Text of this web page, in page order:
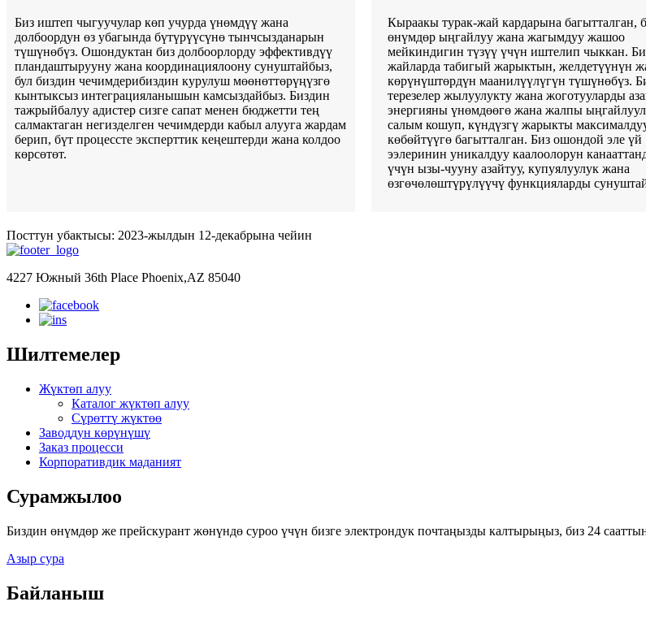
Биз иштеп чыгуучулар көп учурда үнөмдүү жана
долбоордун өз убагында бүтүрүүсүнө тынчсызданарын
түшүнөбүз. Ошондуктан биз долбоорлорду эффективдүү
пландаштырууну жана координациялоону сунуштайбыз,
бул биздин чечимдерибиздин курулуш мөөнөттөрүңүзгө
кынтыксыз интеграцияланышын камсыздайбыз. Биздин
тажрыйбалуу адистер сизге сапат менен бюджетти тең
салмактаган негизделген чечимдерди кабыл алууга жардам
берип, бүт процессте эксперттик кеңештерди жана колдоо
көрсөтөт.
Кыраакы турак-жай кардарына багытталган,
өнүмдөр ыңгайлуу жана жагымдуу жашоо
мейкиндигин түзүү үчүн иштелип чыккан.
жайларда табигый жарыктын, желдетүүнүн
көрүнүштөрдүн маанилүүлүгүн түшүнөбүз.
терезелер жылуулукту жана жоготууларды
энергияны үнөмдөөгө жана жалпы
салым кошуп, күндүзгү жарыкты
көбөйтүүгө багытталган. Биз ошондой эле үй
ээлеринин уникалдуу каалоолорун
үчүн ызы-чууну азайтуу, купуялуулук жана
өзгөчөлөштүрүлүүчү функцияларды
Посттун убактысы: 2023-жылдын 12-декабрына чейин
4227 Южный 36th Place Phoenix,AZ 85040
Шилтемелер
Жүктөп алуу
Каталог жүктөп алуу
Сүрөттү жүктөө
Заводдун көрүнүшү
Заказ процесси
Корпоративдик маданият
Сурамжылоо
Биздин өнүмдөр же прейскурант жөнүндө суроо үчүн бизге электрондук почтаңызды калтырыңыз, биз 24
Азыр сура
Байланыш